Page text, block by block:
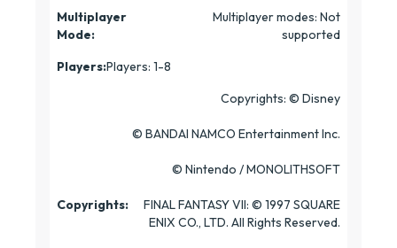
Multiplayer
Mode:
Multiplayer modes: Not
supported
Players:Players: 1-8
Copyrights:
Copyrights: © Disney
© BANDAI NAMCO Entertainment Inc.
© Nintendo / MONOLITHSOFT
FINAL FANTASY VII: © 1997 SQUARE
ENIX CO., LTD. All Rights Reserved.